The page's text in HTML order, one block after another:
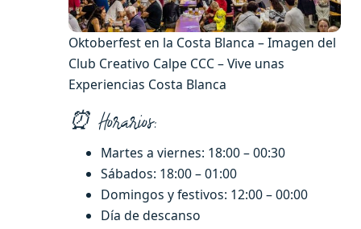
Oktoberfest en la Costa Blanca – Imagen del
Club Creativo Calpe CCC – Vive unas
Experiencias Costa Blanca
⏰ Horarios:
Martes a viernes: 18:00 – 00:30
Sábados: 18:00 – 01:00
Domingos y festivos: 12:00 – 00:00
Día de descanso